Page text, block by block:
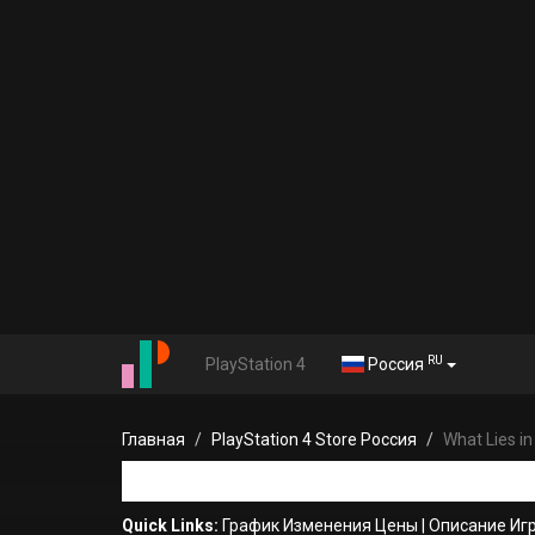
PlayStation 4 Россия RU
Главная PlayStation 4 Store Россия What Lies
Quick Links: График Изменения Цены Описание